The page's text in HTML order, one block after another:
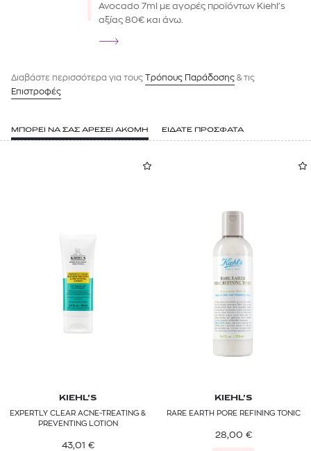
Avocado 7ml με αγορές προϊόντων Kiehl's
αξίας 80€ και άνω.
Διαβάστε περισσότερα για τους Tρόπους Παράδοσης & τις
Επιστροφές
ΜΠΟΡΕΙ ΝΑ ΣΑΣ ΑΡΕΣΕΙ ΑΚΟΜΗ ΕΙΔΑΤΕ ΠΡΟΣΦΑΤΑ
KIEHL’S
EXPERTLY CLEAR ACNE-TREATING &
PREVENTING LOTION
43,01 €
KIEHL’S
RARE EARTH PORE REFINING TONIC
28,00 €